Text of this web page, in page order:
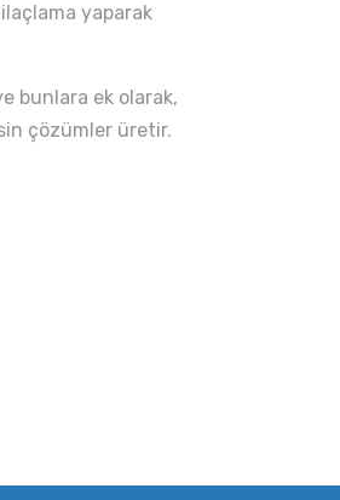
yaparak
bunlara ek olarak,
çözümler üretir.